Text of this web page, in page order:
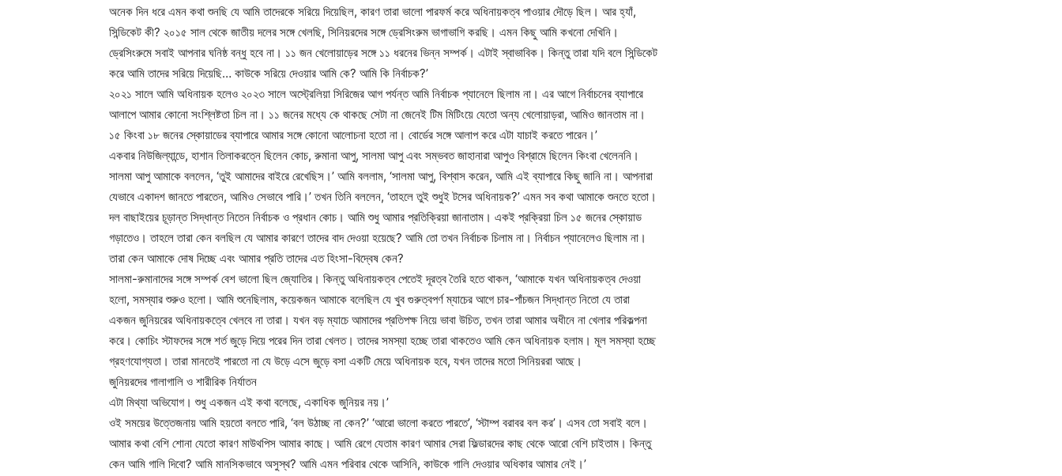
অনেক দিন ধরে এমন কথা শুনছি যে আমি তাদেরকে সরিয়ে দিয়েছিল, কারণ তারা ভালো পারফর্ম করে অধিনায়কত্ব পাওয়ার দৌড়ে ছিল। আর হ্যাঁ,
সিন্ডিকেট কী? ২০১৫ সাল থেকে জাতীয় দলের সঙ্গে খেলছি, সিনিয়রদের সঙ্গে ড্রেসিংরুম ভাগাভাগি করছি। এমন কিছু আমি কখনো দেখিনি।
ড্রেসিংরুমে সবাই আপনার ঘনিষ্ঠ বন্ধু হবে না। ১১ জন খেলোয়াড়ের সঙ্গে ১১ ধরনের ভিন্ন সম্পর্ক। এটাই স্বাভাবিক। কিন্তু তারা যদি বলে সিন্ডিকেট
করে আমি তাদের সরিয়ে দিয়েছি… কাউকে সরিয়ে দেওয়ার আমি কে? আমি কি নির্বাচক?’
২০২১ সালে আমি অধিনায়ক হলেও ২০২৩ সালে অস্ট্রেলিয়া সিরিজের আগ পর্যন্ত আমি নির্বাচক প্যানেলে ছিলাম না। এর আগে নির্বাচনের ব্যাপারে
আলাপে আমার কোনো সংশ্লিষ্টতা চিল না। ১১ জনের মধ্যে কে থাকছে সেটা না জেনেই টিম মিটিংয়ে যেতো অন্য খেলোয়াড়রা, আমিও জানতাম না।
১৫ কিংবা ১৮ জনের স্কোয়াডের ব্যাপারে আমার সঙ্গে কোনো আলোচনা হতো না। বোর্ডের সঙ্গে আলাপ করে এটা যাচাই করতে পারেন।’
একবার নিউজিল্যান্ডে, হাশান তিলাকরত্নে ছিলেন কোচ, রুমানা আপু, সালমা আপু এবং সম্ভবত জাহানারা আপুও বিশ্রামে ছিলেন কিংবা খেলেননি।
সালমা আপু আমাকে বললেন, ‘তুই আমাদের বাইরে রেখেছিস।’ আমি বললাম, ‘সালমা আপু, বিশ্বাস করেন, আমি এই ব্যাপারে কিছু জানি না। আপনারা
যেভাবে একাদশ জানতে পারতেন, আমিও সেভাবে পারি।’ তখন তিনি বললেন, ‘তাহলে তুই শুধুই টসের অধিনায়ক?’ এমন সব কথা আমাকে শুনতে হতো।
দল বাছাইয়ের চূড়ান্ত সিদ্ধান্ত নিতেন নির্বাচক ও প্রধান কোচ। আমি শুধু আমার প্রতিক্রিয়া জানাতাম। একই প্রক্রিয়া চিল ১৫ জনের স্কোয়াড
গড়াতেও। তাহলে তারা কেন বলছিল যে আমার কারণে তাদের বাদ দেওয়া হয়েছে? আমি তো তখন নির্বাচক চিলাম না। নির্বাচন প্যানেলেও ছিলাম না।
তারা কেন আমাকে দোষ দিচ্ছে এবং আমার প্রতি তাদের এত হিংসা-বিদ্বেষ কেন?
সালমা-রুমানাদের সঙ্গে সম্পর্ক বেশ ভালো ছিল জ্যোতির। কিন্তু অধিনায়কত্ব পেতেই দূরত্ব তৈরি হতে থাকল, ‘আমাকে যখন অধিনায়কত্ব দেওয়া
হলো, সমস্যার শুরুও হলো। আমি শুনেছিলাম, কয়েকজন আমাকে বলেছিল যে খুব গুরুত্বপর্ণ ম্যাচের আগে চার-পাঁচজন সিদ্ধান্ত নিতো যে তারা
একজন জুনিয়রের অধিনায়কত্বে খেলবে না তারা। যখন বড় ম্যাচে আমাদের প্রতিপক্ষ নিয়ে ভাবা উচিত, তখন তারা আমার অধীনে না খেলার পরিকল্পনা
করে। কোচিং স্টাফদের সঙ্গে শর্ত জুড়ে দিয়ে পরের দিন তারা খেলত। তাদের সমস্যা হচ্ছে তারা থাকতেও আমি কেন অধিনায়ক হলাম। মূল সমস্যা হচ্ছে
গ্রহণযোগ্যতা। তারা মানতেই পারতো না যে উড়ে এসে জুড়ে বসা একটি মেয়ে অধিনায়ক হবে, যখন তাদের মতো সিনিয়ররা আছে।
জুনিয়রদের গালাগালি ও শারীরিক নির্যাতন
এটা মিথ্যা অভিযোগ। শুধু একজন এই কথা বলেছে, একাধিক জুনিয়র নয়।’
ওই সময়ের উত্তেজনায় আমি হয়তো বলতে পারি, ‘বল উঠাচ্ছ না কেন?’ ‘আরো ভালো করতে পারতে’, ‘স্টাম্প বরাবর বল কর’। এসব তো সবাই বলে।
আমার কথা বেশি শোনা যেতো কারণ মাউথপিস আমার কাছে। আমি রেগে যেতাম কারণ আমার সেরা ফিল্ডারদের কাছ থেকে আরো বেশি চাইতাম। কিন্তু
কেন আমি গালি দিবো? আমি মানসিকভাবে অসুস্থ? আমি এমন পরিবার থেকে আসিনি, কাউকে গালি দেওয়ার অধিকার আমার নেই।’